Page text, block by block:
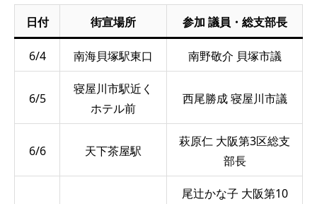
日付 街宣場所 参加 議員・総支部長
6/4 南海貝塚駅東口 南野敬介 貝塚市議
6/5
寝屋川市駅近く
ホテル前
西尾勝成 寝屋川市議
6/6 天下茶屋駅
萩原仁 大阪第3区総支
部長
尾辻かな子 大阪第10